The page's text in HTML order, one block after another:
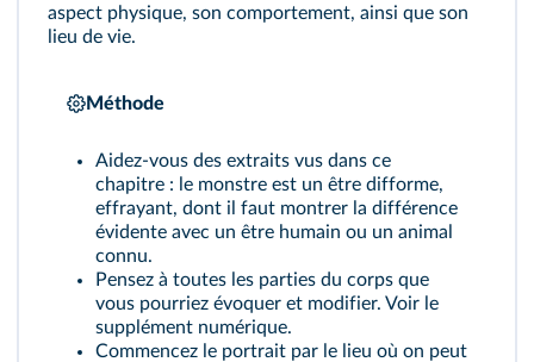
aspect physique, son comportement, ainsi que son
lieu de vie.
Méthode
Aidez-vous des extraits vus dans ce
chapitre : le monstre est un être difforme,
effrayant, dont il faut montrer la différence
évidente avec un être humain ou un animal
connu.
Pensez à toutes les parties du corps que
vous pourriez évoquer et modifier. Voir le
supplément numérique.
Commencez le portrait par le lieu où on peut